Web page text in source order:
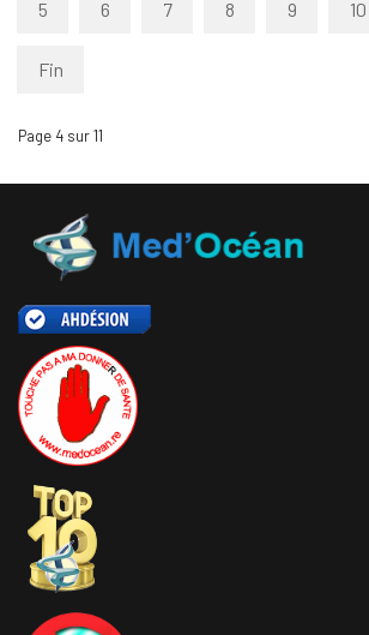
5 6 7 8 9 10
Fin
Page 4 sur 11